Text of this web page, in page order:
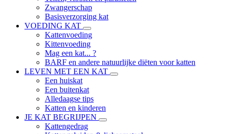
Zwangerschap
Basisverzorging kat
VOEDING KAT
Kattenvoeding
Kittenvoeding
Mag een kat... ?
BARF en andere natuurlijke diëten voor katten
LEVEN MET EEN KAT
Een huiskat
Een buitenkat
Alledaagse tips
Katten en kinderen
JE KAT BEGRIJPEN
Kattengedrag